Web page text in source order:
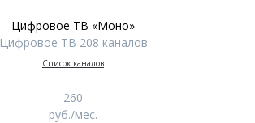
Цифровое ТВ «Моно»
Цифровое ТВ 208 каналов
Список каналов
260
руб./мес.